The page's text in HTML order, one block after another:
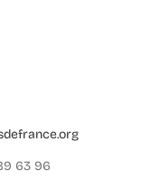
63 96